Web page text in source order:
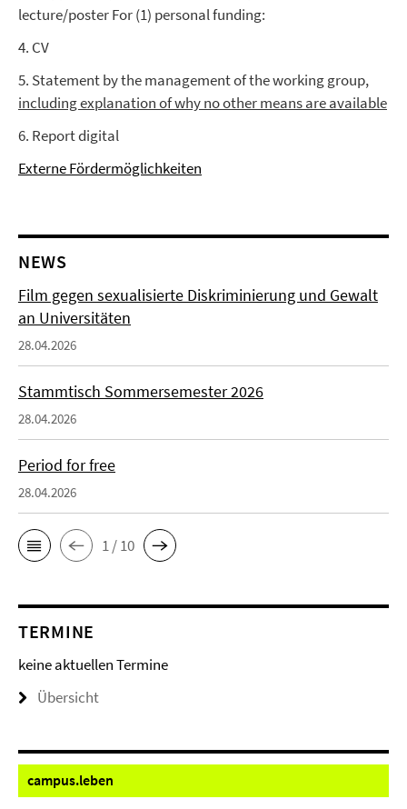
lecture/poster For (1) personal funding:
4. CV
5. Statement by the management of the working group,
including explanation of why no other means are available
6. Report digital
Externe Fördermöglichkeiten
NEWS
Film gegen sexualisierte Diskriminierung und Gewalt
an Universitäten
28.04.2026
Stammtisch Sommersemester 2026
28.04.2026
Period for free
28.04.2026
1 / 10
TERMINE
keine aktuellen Termine
Übersicht
campus.leben